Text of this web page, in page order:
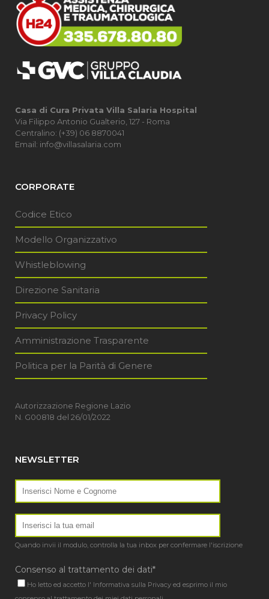
Casa di Cura Privata Villa Salaria Hospital
Via Filippo Antonio Gualterio, 127 - Roma
Centralino: (+39) 06 8870041
Email: info@villasalaria.com
CORPORATE
Codice Etico
Modello Organizzativo
Whistleblowing
Direzione Sanitaria
Privacy Policy
Amministrazione Trasparente
Politica per la Parità di Genere
Autorizzazione Regione Lazio
N. G00818 del 26/01/2022
NEWSLETTER
Quando invii il modulo, controlla la tua inbox per confermare l'iscrizione
Consenso al trattamento dei dati*
Ho letto ed accetto l' Informativa sulla Privacy ed esprimo il mio